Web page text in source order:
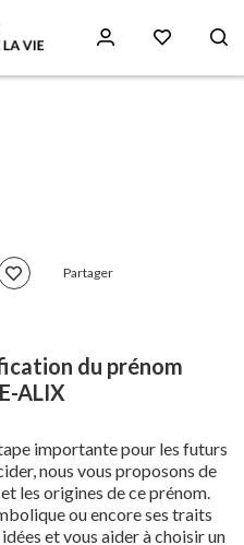
Partager
du prénom
ALIX
importante pour les futurs
nous vous proposons de
les origines de ce prénom.
ou encore ses traits
et vous aider à choisir un